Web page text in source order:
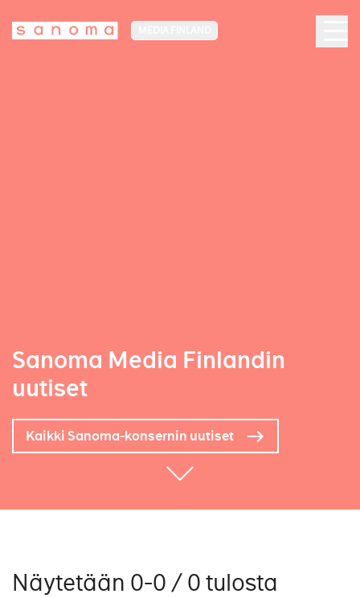
Sanoma Media Finlandin
uutiset
Kaikki Sanoma-konsernin uutiset
Näytetään 0-0 / 0 tulosta